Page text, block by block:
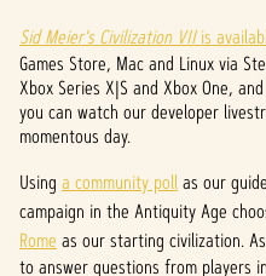
A
c
c
e
p
Sid Meier's Civilization VIIis
Games Store, Mac and Linux via
Xbox Series X|S and Xbox One,
you can watch our developer
momentous day.
Using a community pollas our
campaign in the Antiquity Age
Rome as our starting civilization.
to answer questions from players